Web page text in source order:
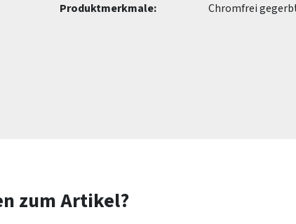
Produktmerkmale:
Chromfrei
zum Artikel?